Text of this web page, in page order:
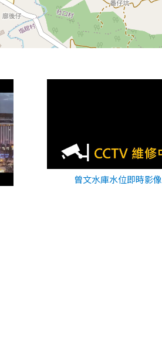
曾文水庫水位即時影像